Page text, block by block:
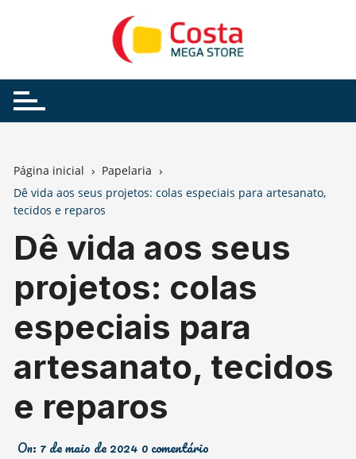
Página inicial
Papelaria
Dê vida aos seus projetos: colas especiais para artesanato,
tecidos e reparos
Dê vida aos seus
projetos: colas
especiais para
artesanato, tecidos
e reparos
On: 7 de maio de 2024 0 comentário